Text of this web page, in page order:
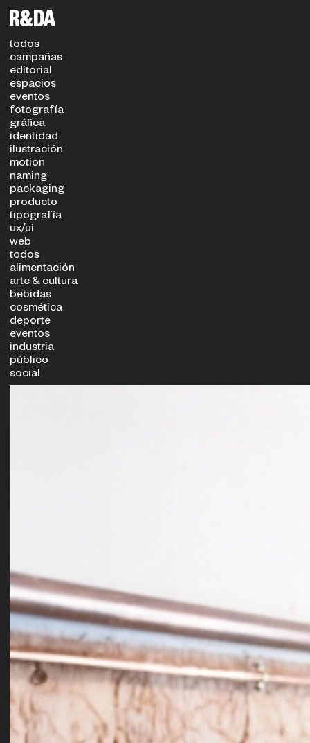
TIPO DE PROYECTO
todos
campañas
editorial
espacios
eventos
fotografía
gráfica
identidad
ilustración
motion
naming
packaging
producto
tipografía
ux/ui
web
todos
alimentación
arte & cultura
bebidas
cosmética
deporte
eventos
industria
público
social